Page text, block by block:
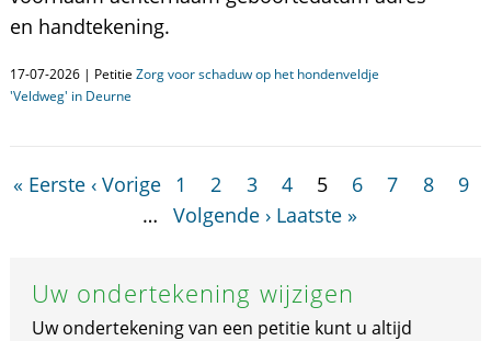
en handtekening.
17-07-2026 | Petitie Zorg voor schaduw op het hondenveldje
'Veldweg' in Deurne
« Eerste ‹ Vorige 1 2 3 4 5 6 7 8
9
…
Volgende › Laatste »
Uw ondertekening wijzigen
Uw ondertekening van een petitie kunt u altijd